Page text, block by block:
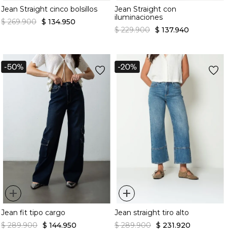
Jean Straight cinco bolsillos
$ 269.900 $ 134.950
Jean Straight con
iluminaciones
$ 229.900 $ 137.940
+
Jean fit tipo cargo
$ 289.900 $ 144.950
+
Jean straight tiro alto
$ 289.900 $ 231.920